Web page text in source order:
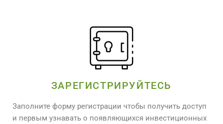
ЗАРЕГИСТРИРУЙТЕСЬ
Заполните форму регистрации чтобы получить доступ
и первым узнавать о появляющихся инвестиционных